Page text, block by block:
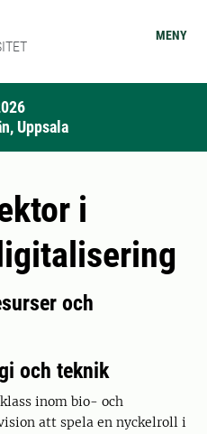
MENY
Uppsala
i
och
och teknik
inom bio- och
att spela en nyckelroll i